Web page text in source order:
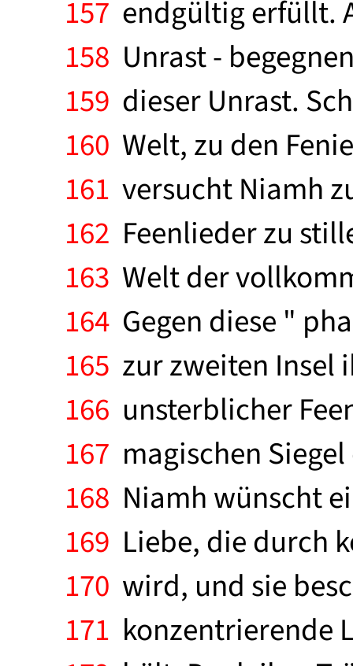
157 endgültig erfüllt.
158 Unrast -
159 dieser Unrast.
160 Welt, zu den
161 versucht Niamh
162 Feenlieder zu
163 Welt der
164 Gegen diese "
165 zur zweiten Insel
166 unsterblicher
167 magischen
168 Niamh wünscht
169 Liebe, die durch
170 wird, und sie
171 konzentrierende